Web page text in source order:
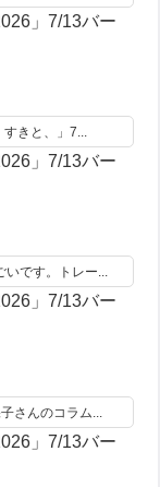
」7/13バー
きと、」7...
」7/13バー
です。トレー...
」7/13バー
さんのコラム...
」7/13バー